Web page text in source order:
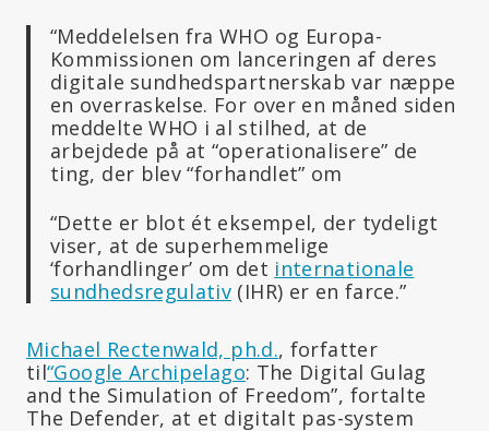
“Meddelelsen fra WHO og Europa-
Kommissionen om lanceringen af deres
digitale sundhedspartnerskab var næppe
en overraskelse. For over en måned siden
meddelte WHO i al stilhed, at de
arbejdede på at “operationalisere” de
ting, der blev “forhandlet” om
“Dette er blot ét eksempel, der tydeligt
viser, at de superhemmelige
‘forhandlinger’ om det internationale
sundhedsregulativ (IHR) er en farce.”
Michael Rectenwald, ph.d., forfatter
til“Google Archipelago: The Digital Gulag
and the Simulation of Freedom”, fortalte
The Defender, at et digitalt pas-system